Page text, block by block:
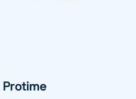
Protime